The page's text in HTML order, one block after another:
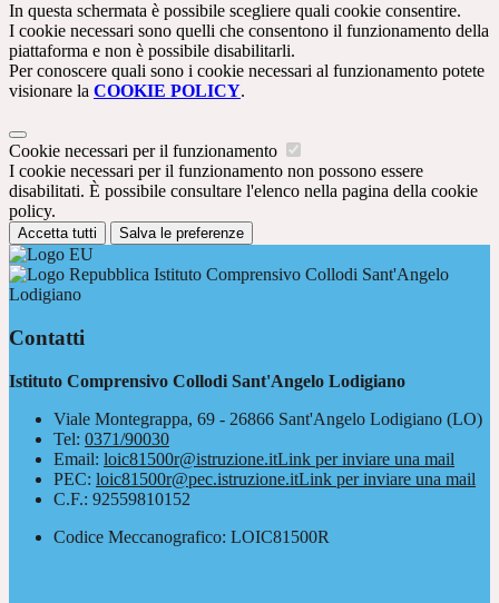
In questa schermata è possibile scegliere quali cookie consentire.
I cookie necessari sono quelli che consentono il funzionamento della
piattaforma e non è possibile disabilitarli.
Per conoscere quali sono i cookie necessari al funzionamento potete
visionare la COOKIE POLICY.
Cookie necessari per il funzionamento
I cookie necessari per il funzionamento non possono essere
disabilitati. È possibile consultare l'elenco nella pagina della cookie
policy.
Accetta tutti Salva le preferenze
Istituto Comprensivo Collodi Sant'Angelo
Lodigiano
Contatti
Istituto Comprensivo Collodi Sant'Angelo Lodigiano
Viale Montegrappa, 69 - 26866 Sant'Angelo Lodigiano (LO)
Tel: 0371/90030
Email: loic81500r@istruzione.itLink per inviare una mail
PEC: loic81500r@pec.istruzione.itLink per inviare una mail
C.F.: 92559810152
Codice Meccanografico: LOIC81500R